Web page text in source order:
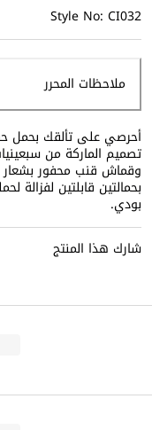
Style No: CI032
ملاحظات المحرر
تصميم الماركة من
وقماش قنب محفور بشعار
بحمالتين قابلتين لفزالة
بودي.
شارك هذا المنتج